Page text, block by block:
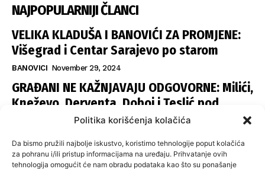
Politika korišćenja kolačića
Da bismo pružili najbolje iskustvo, koristimo tehnologije poput kolačića
za pohranu i/ili pristup informacijama na uređaju. Prihvatanje ovih
tehnologija omogućit će nam obradu podataka kao što su ponašanje
NAJPOPULARNIJI ČLANCI
VELIKA KLADUŠA I BANOVIĆI ZA PROMJENE:
Višegrad i Centar Sarajevo po starom
BANOVICI November 29, 2024
GRAĐANI NE KAŽNJAVAJU ODGOVORNE: Milići,
Kneževo, Derventa, Doboj i Teslić pod
šapom istih stranaka
SNSD UČVRSTIO VLAST U ISTOČNOM